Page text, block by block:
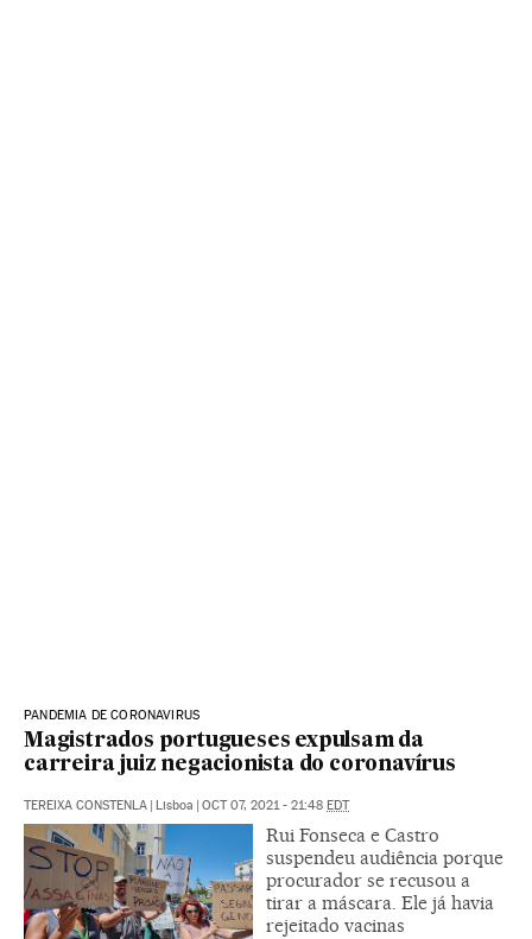
PANDEMIA DE CORONAVIRUS
Magistrados portugueses expulsam da
carreira juiz negacionista do coronavírus
TEREIXA CONSTENLA Lisboa OCT 07, 2021 - 21:48 EDT
Rui Fonseca e Castro
suspendeu audiência porque
procurador se recusou a
tirar a máscara. Ele já havia
rejeitado vacinas